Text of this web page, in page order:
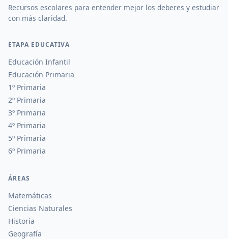
Recursos escolares para entender mejor los deberes y estudiar
con más claridad.
ETAPA EDUCATIVA
Educación Infantil
Educación Primaria
1º Primaria
2º Primaria
3º Primaria
4º Primaria
5º Primaria
6º Primaria
ÁREAS
Matemáticas
Ciencias Naturales
Historia
Geografía